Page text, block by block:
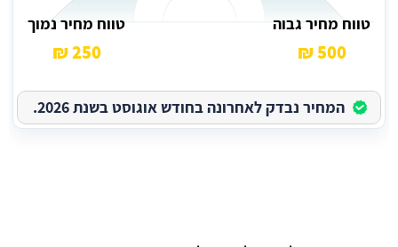
טווח מחיר גבוה
500 ₪
טווח מחיר נמוך
250 ₪
המחיר נבדק לאחרונה בחודש אוגוסט בשנת 2026.